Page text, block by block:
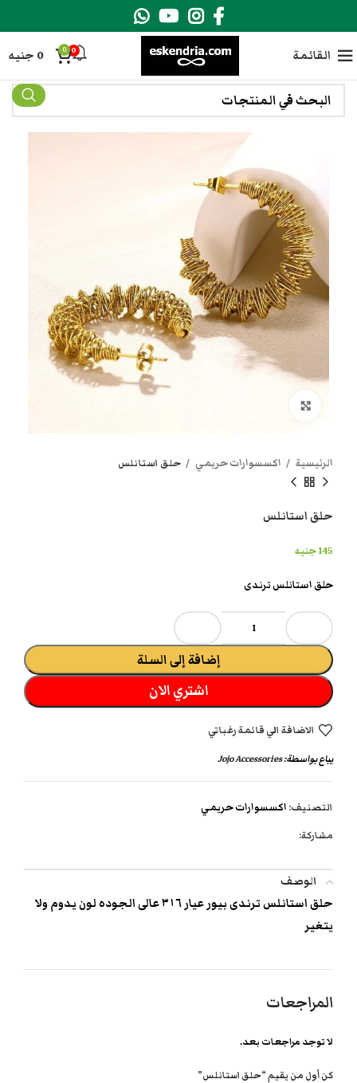
القائمة 0
0
0 جنيه
الرئيسية اكسسوارات حريمي حلق استانلس
حلق استانلس
145جنيه
حلق استانلس ترندى
إضافة إلى السلة
اشتري الان
الاضافة الي قائمة رغباتي
يباع بواسطة:Jojo Accessories
التصنيف: اكسسوارات حريمي
مشاركة:
الوصف
حلق استانلس ترندى بيور عيار ٣١٦ عالى الجوده لون يدوم ولا
يتغير
المراجعات
لا توجد مراجعات بعد.
كن أول من يقيم “حلق استانلس”